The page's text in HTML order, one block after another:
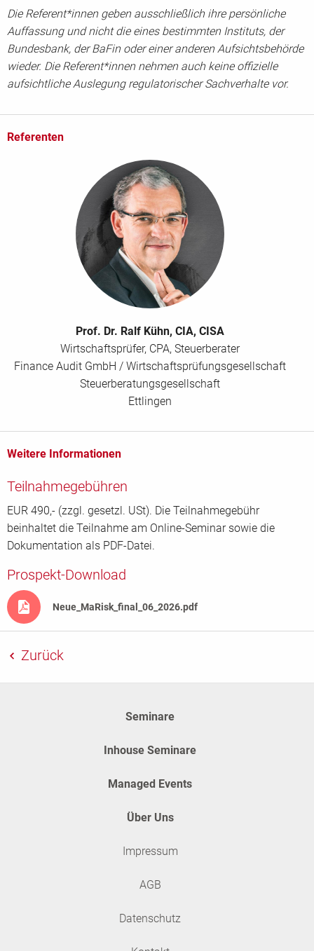
Die Referent*innen geben ausschließlich ihre persönliche
Auffassung und nicht die eines bestimmten Instituts, der
Bundesbank, der BaFin oder einer anderen Aufsichtsbehörde
wieder. Die Referent*innen nehmen auch keine offizielle
aufsichtliche Auslegung regulatorischer Sachverhalte vor.
Referenten
Prof. Dr. Ralf Kühn, CIA, CISA
Wirtschaftsprüfer, CPA, Steuerberater
Finance Audit GmbH / Wirtschaftsprüfungsgesellschaft
Steuerberatungsgesellschaft
Ettlingen
Weitere Informationen
Teilnahmegebühren
EUR 490,- (zzgl. gesetzl. USt). Die Teilnahmegebühr
beinhaltet die Teilnahme am Online-Seminar sowie die
Dokumentation als PDF-Datei.
Prospekt-Download
Neue_MaRisk_final_06_2026.pdf
Zurück
Seminare
Inhouse Seminare
Managed Events
Über Uns
Impressum
AGB
Datenschutz